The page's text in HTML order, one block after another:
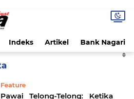
Indeks Artikel Bank Nagari
Feature
Pawai Telong-Telong: Ketika